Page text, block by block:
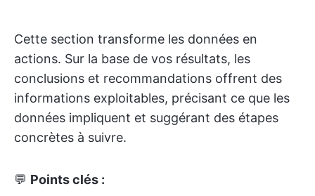
Cette section transforme les données en
actions. Sur la base de vos résultats, les
conclusions et recommandations offrent des
informations exploitables, précisant ce que les
données impliquent et suggérant des étapes
concrètes à suivre.
💬 Points clés :